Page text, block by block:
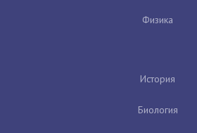
Физика
История
Биология